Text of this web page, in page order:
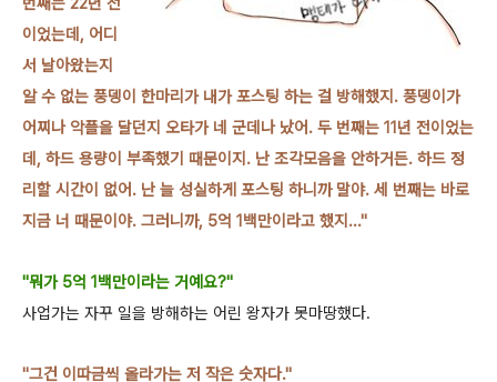
이었는데, 어디
서 날아왔는지
알 수 없는 풍뎅이 한마리가 내가 포스팅 하는 걸 방해했지. 풍뎅이가
어찌나 악플을 달던지 오타가 네 군데나 났어. 두 번째는 11년 전이었는
데, 하드 용량이 부족했기 때문이지. 난 조각모음을 안하거든. 하드 정
리할 시간이 없어. 난 늘 성실하게 포스팅 하니까 말야. 세 번째는 바로
지금 너 때문이야. 그러니까, 5억 1백만이라고 했지..."
"뭐가 5억 1백만이라는 거예요?"
사업가는 자꾸 일을 방해하는 어린 왕자가 못마땅했다.
"그건 이따금씩 올라가는 저 작은 숫자다."